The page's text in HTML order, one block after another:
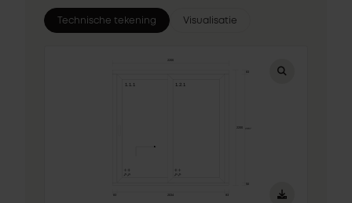
Technische tekening Visualisatie